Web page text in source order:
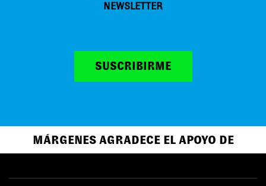
NEWSLETTER
SUSCRIBIRME
MÁRGENES AGRADECE EL APOYO DE